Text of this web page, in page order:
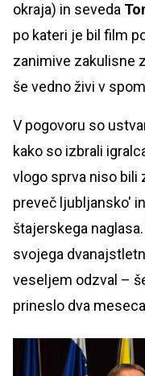
okraja) in seveda
po kateri je bil film
zanimive zakulisne
še vedno živi v
V pogovoru so
kako so izbrali
vlogo sprva niso bili
preveč ljubljansko'
štajerskega
svojega
veseljem odzval –
prineslo dva